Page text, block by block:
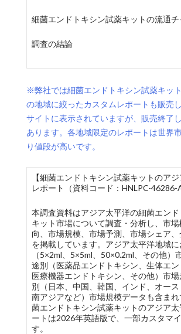
細菌エンドトキシン試薬キットの流通
調査の結論
※弊社では細菌エンドトキシン試薬キッ
の地域に絞ったカスタムレポートも販売
サイトに表示されていますが、販売終了
あります。各地域限定のレポートは世界
り値段が高いです。
【細菌エンドトキシン試薬キットのア
レポート（資料コード：HNLPC-46286-
本調査資料はアジア太平洋の細菌エン
キット市場について調査・分析し、市
向、市場規模、市場予測、市場シェア
を掲載しています。アジア太平洋地域
（5×2ml、5×5ml、50×0.2ml、その他）
途別（医薬品エンドトキシン、生体エン
医療機器エンドトキシン、その他）市
別（日本、中国、韓国、インド、オー
南アジアなど）市場規模データも含ま
菌エンドトキシン試薬キットのアジア
ートは2026年英語版で、一部カスタマ
す。